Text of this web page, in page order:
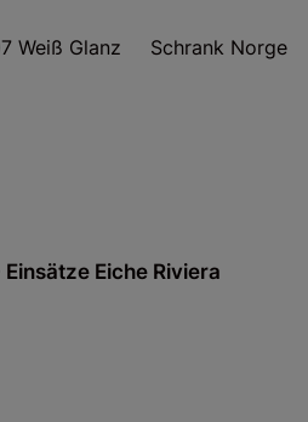
Weiß Glanz Schrank Norge
Eiche Riviera